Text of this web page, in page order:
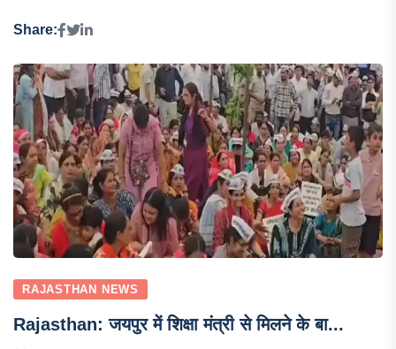
Share:
RAJASTHAN NEWS
Rajasthan: जयपुर में शिक्षा मंत्री से मिलने के बा...